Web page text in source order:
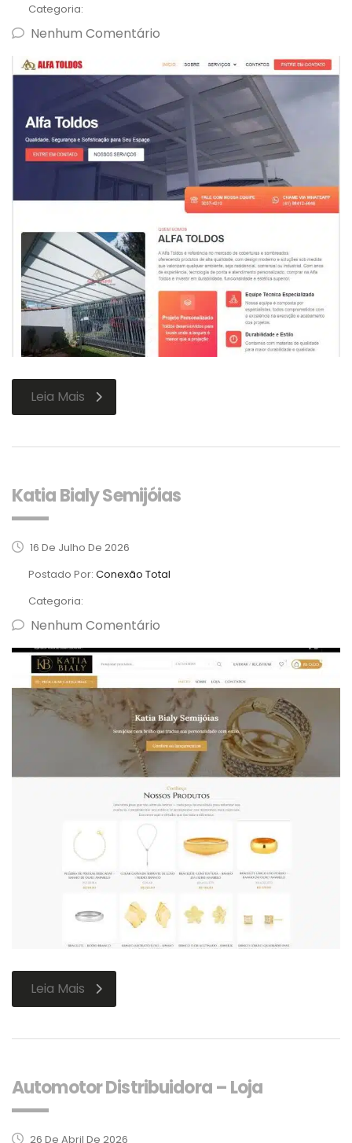
Categoria:
Nenhum Comentário
Leia Mais
Katia Bialy Semijóias
16 De Julho De 2026
Postado Por: Conexão Total
Categoria:
Nenhum Comentário
Leia Mais
Automotor Distribuidora – Loja
26 De Abril De 2026